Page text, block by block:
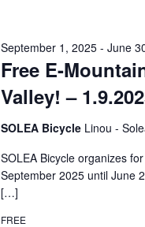
Free E-
Valley! –
September 1, 2025- June
SOLEA Bicycle Linou -
SOLEA Bicycle organizes
September 2025 until June
[…]
FREE